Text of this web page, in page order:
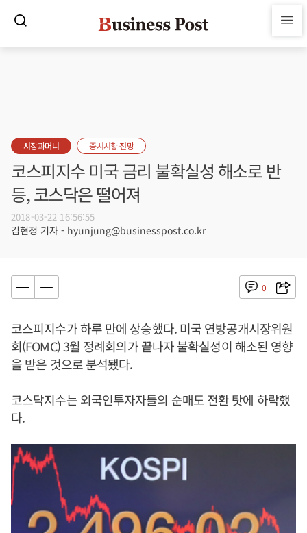
시장과머니 증시시황·전망
코스피지수 미국 금리 불확실성 해소로 반
등, 코스닥은 떨어져
2018-03-22 16:56:55
김현정 기자 - hyunjung@businesspost.co.kr
0
코스피지수가 하루 만에 상승했다. 미국 연방공개시장위원
회(FOMC) 3월 정례회의가 끝나자 불확실성이 해소된 영향
을 받은 것으로 분석됐다.
코스닥지수는 외국인투자자들의 순매도 전환 탓에 하락했
다.